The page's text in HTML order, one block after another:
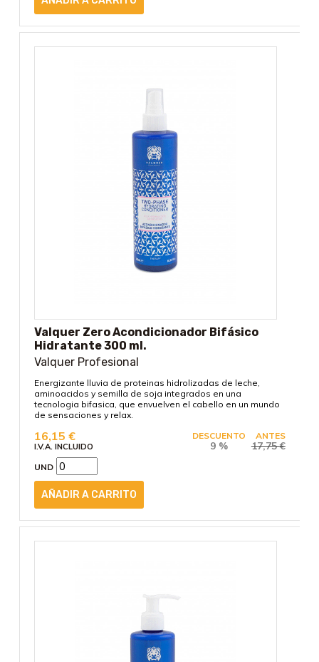
Valquer Zero Acondicionador Bifásico
Hidratante 300 ml.
Valquer Profesional
Energizante lluvia de proteinas hidrolizadas de leche,
aminoacidos y semilla de soja integrados en una
tecnologia bifasica, que envuelven el cabello en un mundo
de sensaciones y relax.
ANTES
17,75€
DESCUENTO
9 %
16,15 €
I.V.A. INCLUIDO
UND